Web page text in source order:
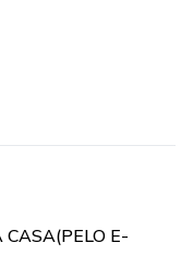
CASA(PELO E-